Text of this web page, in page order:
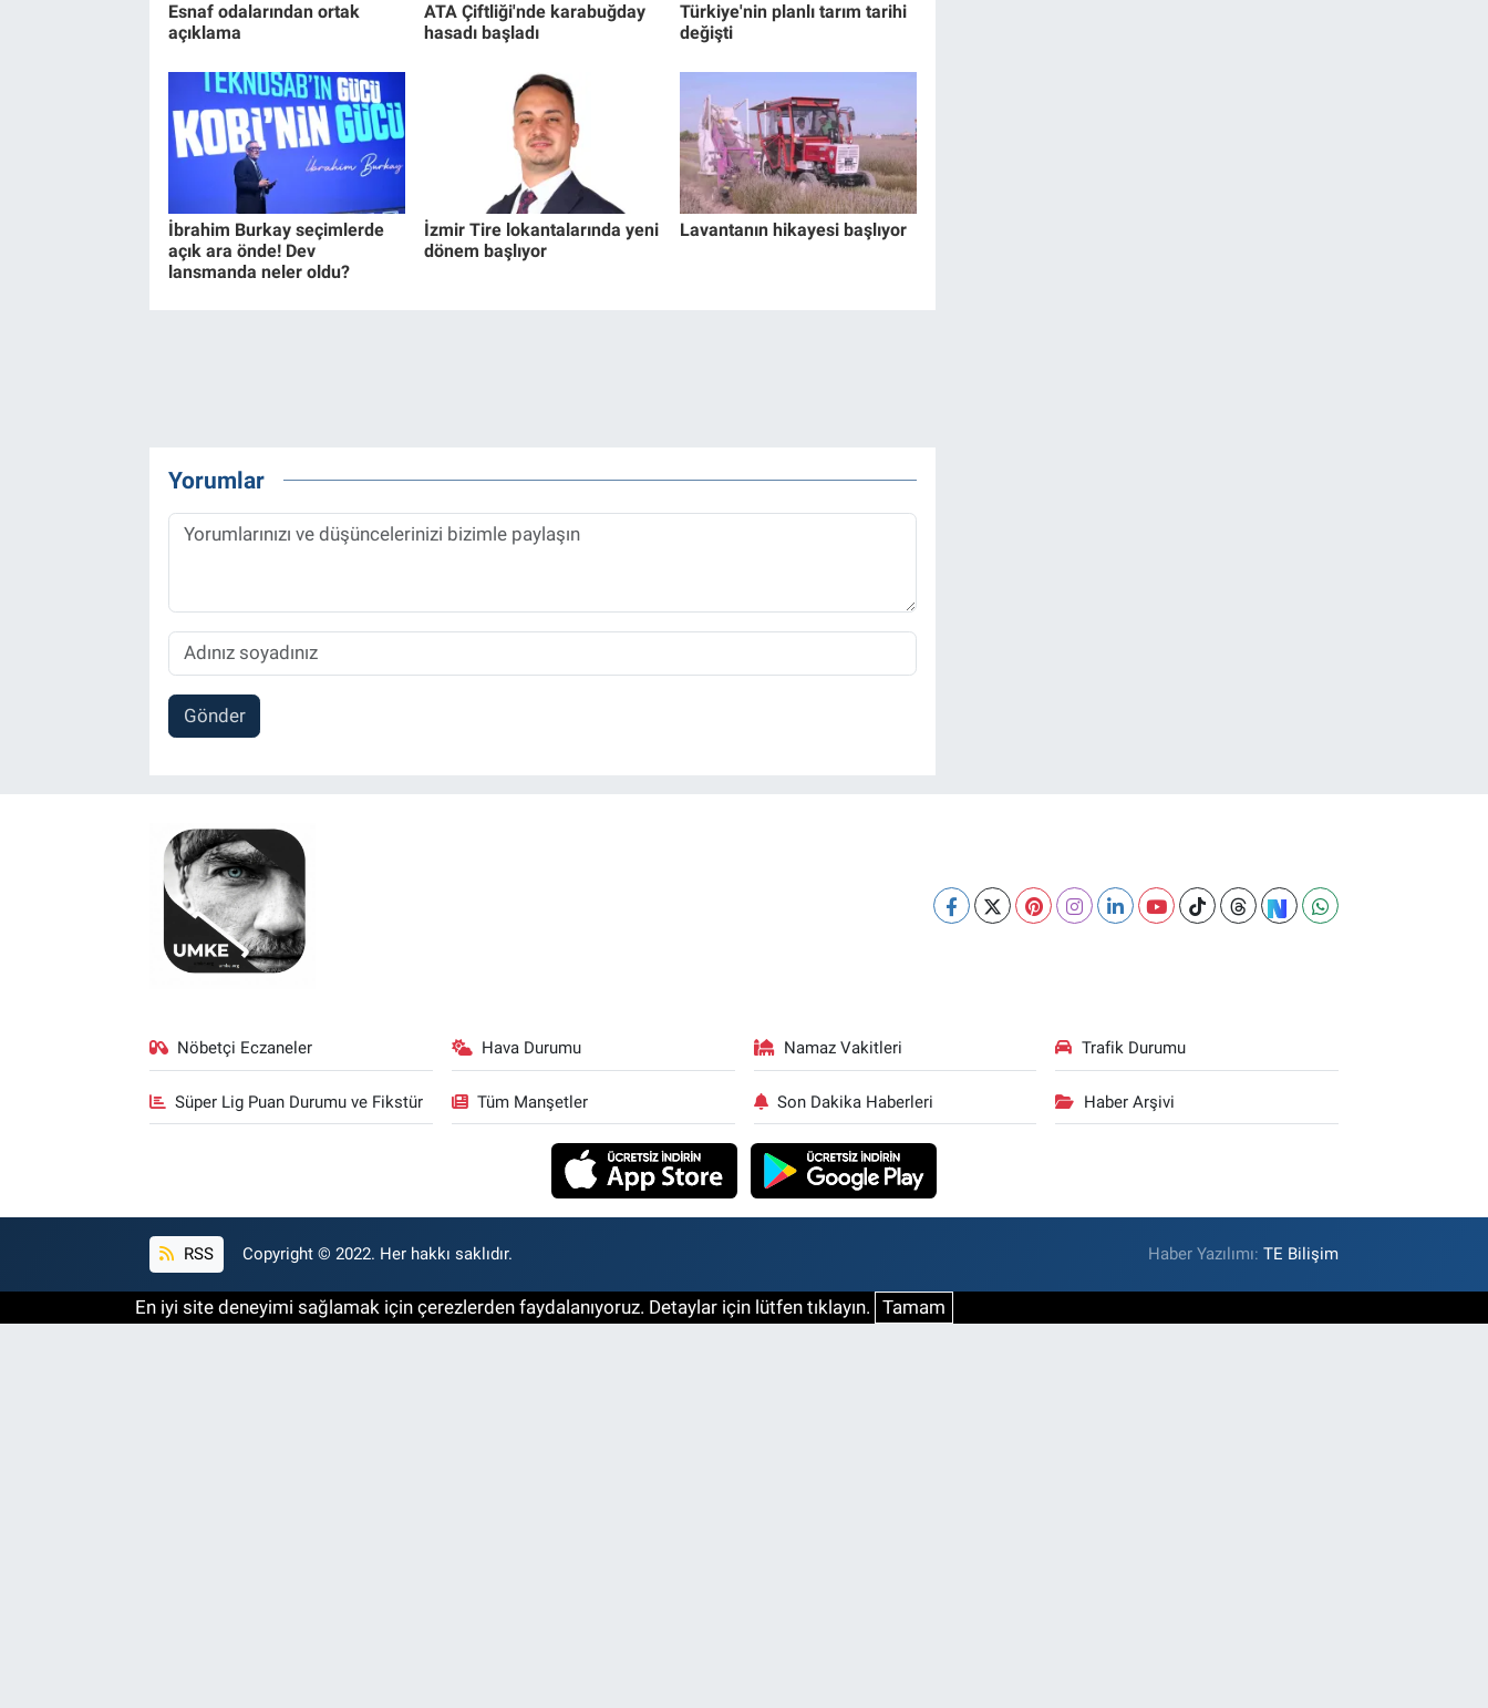
Esnaf odalarından ortak
açıklama
ATA Çiftliği'nde karabuğday
hasadı başladı
Türkiye'nin planlı tarım tarihi
değişti
İbrahim Burkay seçimlerde
açık ara önde! Dev
lansmanda neler oldu?
İzmir Tire lokantalarında yeni
dönem başlıyor
Lavantanın hikayesi başlıyor
Yorumlar
Gönder
Nöbetçi Eczaneler Hava Durumu Namaz Vakitleri Trafik Durumu
Süper Lig Puan Durumu ve Fikstür Tüm Manşetler Son Dakika Haberleri Haber Arşivi
RSS Copyright © 2022. Her hakkı saklıdır. Haber Yazılımı:TE Bilişim
En iyi site deneyimi sağlamak için çerezlerden faydalanıyoruz. Detaylar için lütfen tıklayın. Tamam